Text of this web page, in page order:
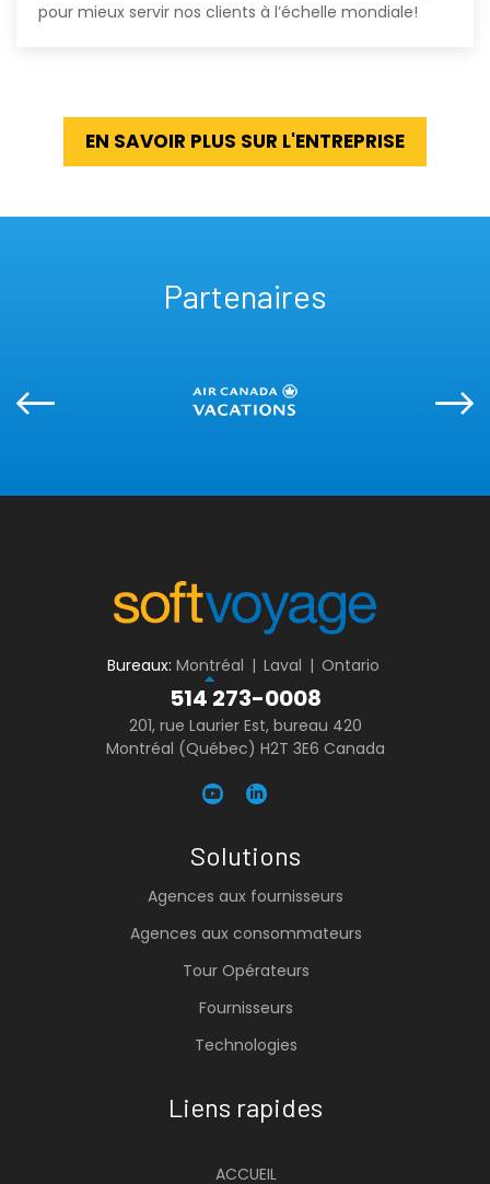
pour mieux servir nos clients à l’échelle mondiale!
EN SAVOIR PLUS SUR L'ENTREPRISE
Partenaires
Bureaux: Montréal | Laval | Ontario
514 273-0008
201, rue Laurier Est, bureau 420
Montréal (Québec) H2T 3E6 Canada
Solutions
Agences aux fournisseurs
Agences aux consommateurs
Tour Opérateurs
Fournisseurs
Technologies
Liens rapides
ACCUEIL